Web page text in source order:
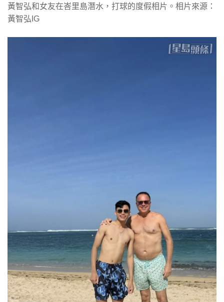
黃智弘和女友在峇里島潛水，打球的度假相片。相片來源：
黃智弘IG